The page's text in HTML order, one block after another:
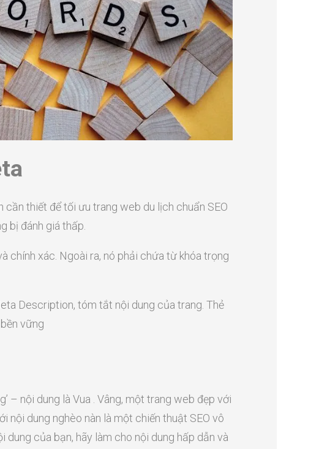
thiết để tối ưu trang web du lịch chuẩn SEO
bị đánh giá thấp.
chính xác. Ngoài ra, nó phải chứa từ khóa trọng
Description, tóm tắt nội dung của trang. Thẻ
vững
– nội dung là Vua . Vâng, một trang web đẹp với
dung nghèo nàn là một chiến thuật SEO vô
của bạn, hãy làm cho nội dung hấp dẫn và